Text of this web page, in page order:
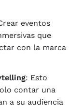
eventos
que
con la marca
: Esto
contar una
a su audiencia